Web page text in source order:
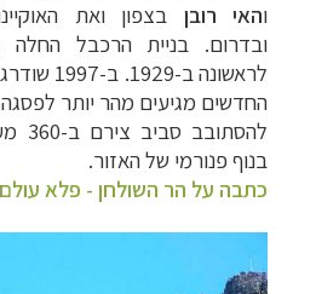
והאי רובן בצפון ואת
ובדרום.
לראשונה
החדשים מגיעים מהר יותר
בנוף פנורמי של האזור.
כתבה על הר השולחן - פלא עולם
קרוזים והפלגות נופש
תכנון טיולים למדינות
»
תכנוןטיולים לאמריקה